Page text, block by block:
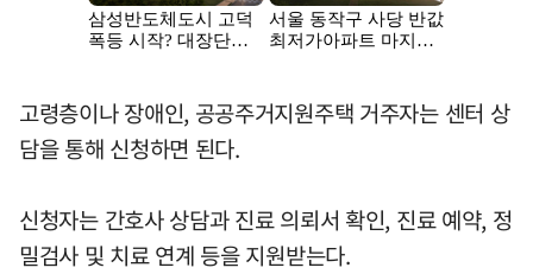
고령층이나 장애인, 공공주거지원주택 거주자는 센터 상
담을 통해 신청하면 된다.
신청자는 간호사 상담과 진료 의뢰서 확인, 진료 예약, 정
밀검사 및 치료 연계 등을 지원받는다.